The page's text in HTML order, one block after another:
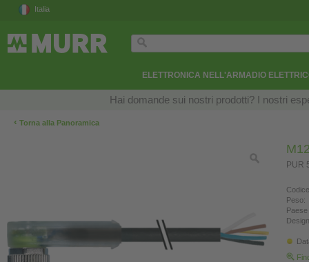
Italia
ELETTRONICA NELL'ARMADIO
Hai domande sui nostri prodotti? I nostri
‹ Torna alla Panoramica
PUR
Peso: